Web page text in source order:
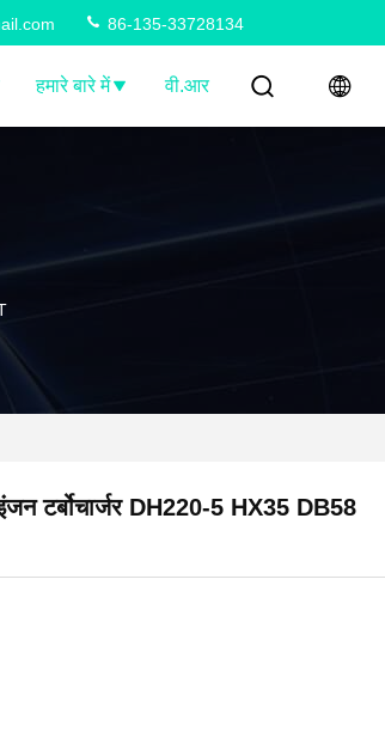
86-135-33728134
हमारे बारे में वी.आर
टर्बोचार्जर DH220-5 HX35 DB58